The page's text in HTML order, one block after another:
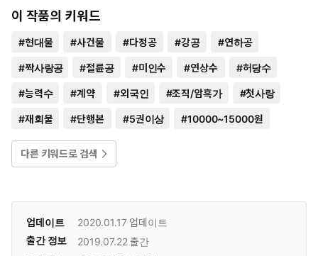
이 작품의 키워드
#현대물 #사건물 #다정공 #강공 #연하공
#짝사랑공 #절륜공 #미인수 #연상수 #허당수
#능력수 #계약 #외국인 #조직/암흑가 #첫사랑
#재회물 #단행본 #5권이상 #10000~15000원
다른 키워드로 검색
업데이트 2020.01.17업데이트
출간 정보
2019.07.22 출간